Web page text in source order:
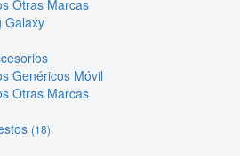
Otras Marcas
Galaxy
Genéricos Móvil
Otras Marcas
(18)